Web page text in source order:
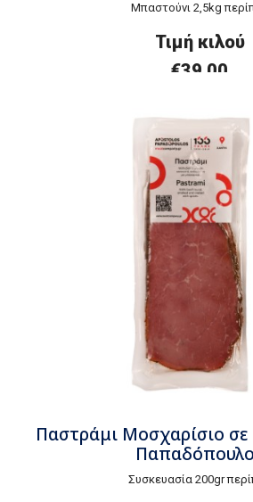
Μπαστούνι 2,5kg
Τιμή κιλού
€39,00
Παστράμι Μοσχαρίσιο σε
Συσκευασία 200gr